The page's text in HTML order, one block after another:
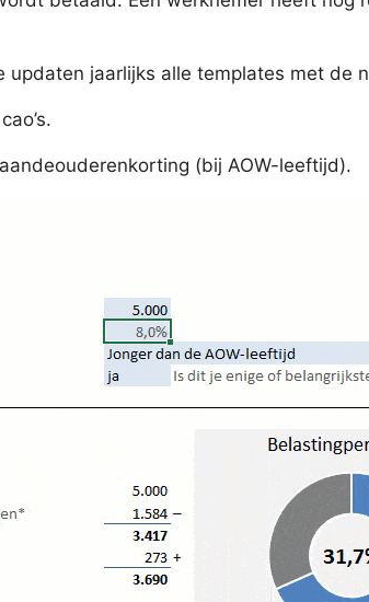
jaarlijks alle templates met de
(bij AOW-leeftijd).